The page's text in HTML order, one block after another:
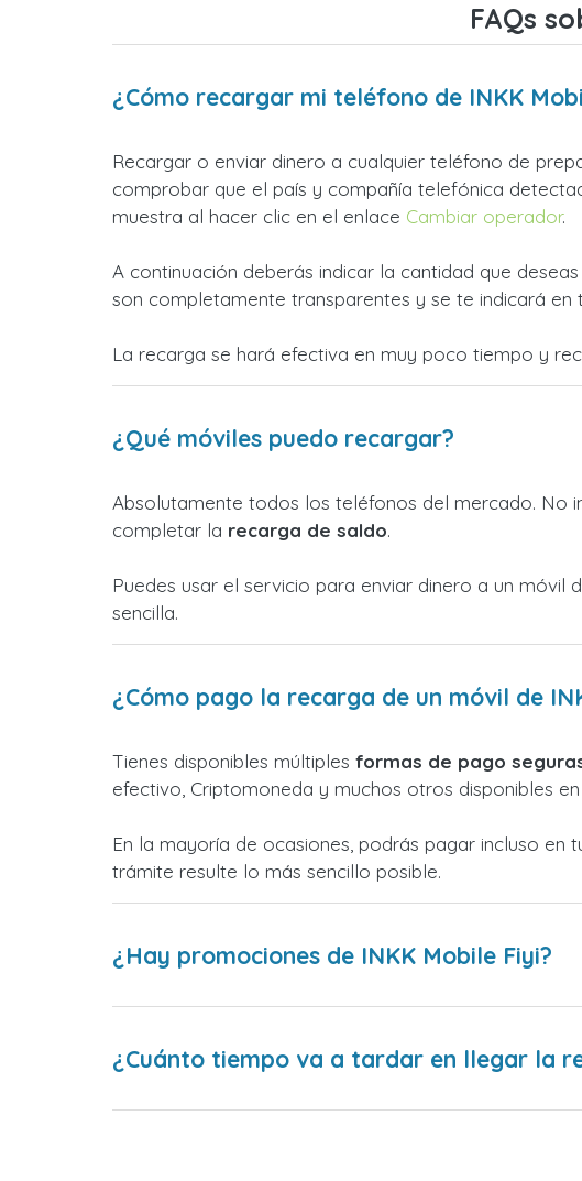
FAQs
¿Cómo recargar mi teléfono de INKK
Recargar o enviar dinero a cualquier teléfono de
comprobar que el país y compañía telefónica
muestra al hacer clic en el enlace Cambiar operador.
A continuación deberás indicar la cantidad que
son completamente transparentes y se te indicará
La recarga se hará efectiva en muy poco tiempo y
¿Qué móviles puedo recargar?
Absolutamente todos los teléfonos del mercado. No
completar la recarga de saldo.
Puedes usar el servicio para enviar dinero a un
sencilla.
¿Cómo pago la recarga de un móvil de
Tienes disponibles múltiples formas de pago
efectivo, Criptomoneda y muchos otros disponibles
En la mayoría de ocasiones, podrás pagar incluso
trámite resulte lo más sencillo posible.
¿Hay promociones de INKK Mobile Fiyi?
¿Cuánto tiempo va a tardar en llegar la